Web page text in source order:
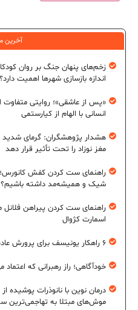
آخرین
زخم‌های پنهان جنگ بر روان
اندازه بازسازی شهرها اهمیت دارد؟
«پس از عاشقی»؛ روایتی متفاوت
انسانی با الهام از کیارستمی
هشدار پژوهشگران: گرمای شدید
مغز نوزاد را تحت تأثیر قرار دهد
شیک و همیشه‌مد داشته باشیم؟
راهنمای ست کردن پیراهن فلانل
اسمارت کژوال
۶ راهکار یونیسف برای پرورش عادت‌های غذایی سالم در کودکان
خودآگاهی؛ راز رهبرانی که
موش‌های مبتلا به تهاجمی‌ترین